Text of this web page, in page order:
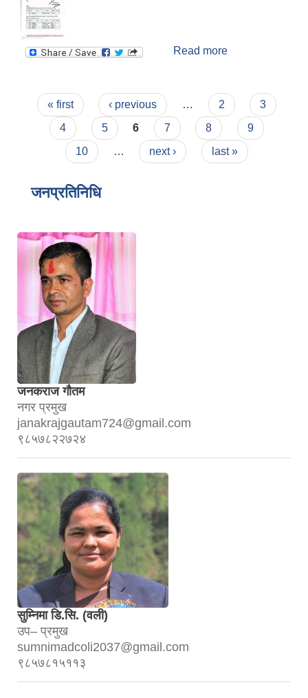
Read more
Pages
« first ‹ previous … 2
3
4
5 6 7 8
9
10
… next › last »
जनप्रतिनिधि
जनकराज गौतम
नगर प्रमुख
janakrajgautam724@gmail.com
९८५७८२२७२४
सुम्निमा डि.सि. (वली)
उप– प्रमुख
sumnimadcoli2037@gmail.com
९८५७८१५११३